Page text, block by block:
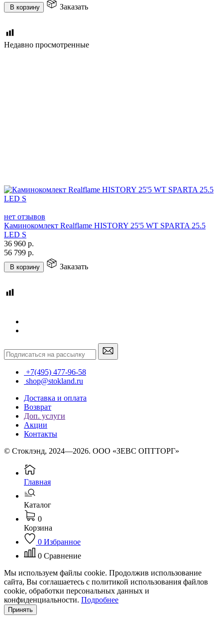
В корзину Заказать
Недавно просмотренные
нет отзывов
Каминокомлект Realflame HISTORY 25'5 WT SPARTA 25.5
LED S
36 960 р.
56 799 р.
В корзину Заказать
+7(495) 477-96-58
shop@stokland.ru
Доставка и оплата
Возврат
Доп. услуги
Акции
Контакты
© Стоклэнд, 2024—2026. ООО «ЗЕВС ОПТТОРГ»
Главная
Каталог
0
Корзина
0 Избранное
0 Сравнение
Мы используем файлы cookie. Продолжив использование
сайта, Вы соглашаетесь с политикой использования файлов
cookie, обработки персональных данных и
конфиденциальности. Подробнее
Принять